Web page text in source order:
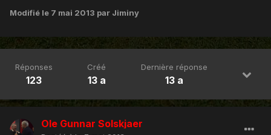
Modifié le 7 mai 2013 par Jiminy
Réponses
123
Créé
13 a
Dernière réponse
13 a
Ole Gunnar Solskjaer